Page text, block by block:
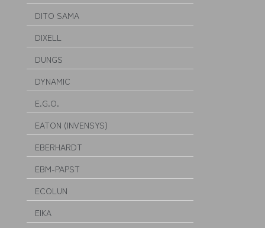
DITO SAMA
DIXELL
DUNGS
DYNAMIC
E.G.O.
EATON (INVENSYS)
EBERHARDT
EBM-PAPST
ECOLUN
EIKA